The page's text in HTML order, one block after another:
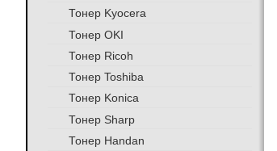
Тонер Kyocera
Тонер OKI
Тонер Ricoh
Тонер Toshiba
Тонер Konica
Тонер Sharp
Тонер Handan